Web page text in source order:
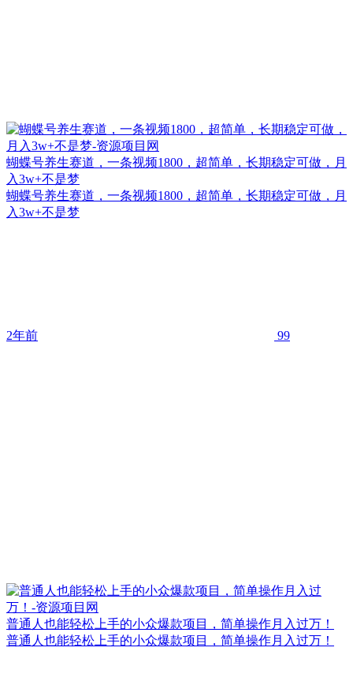
蝴蝶号养生赛道，一条视频1800，超简单，长期稳定可做，月
入3w+不是梦
蝴蝶号养生赛道，一条视频1800，超简单，长期稳定可做，月
入3w+不是梦
2年前 99
普通人也能轻松上手的小众爆款项目，简单操作月入过万！
普通人也能轻松上手的小众爆款项目，简单操作月入过万！